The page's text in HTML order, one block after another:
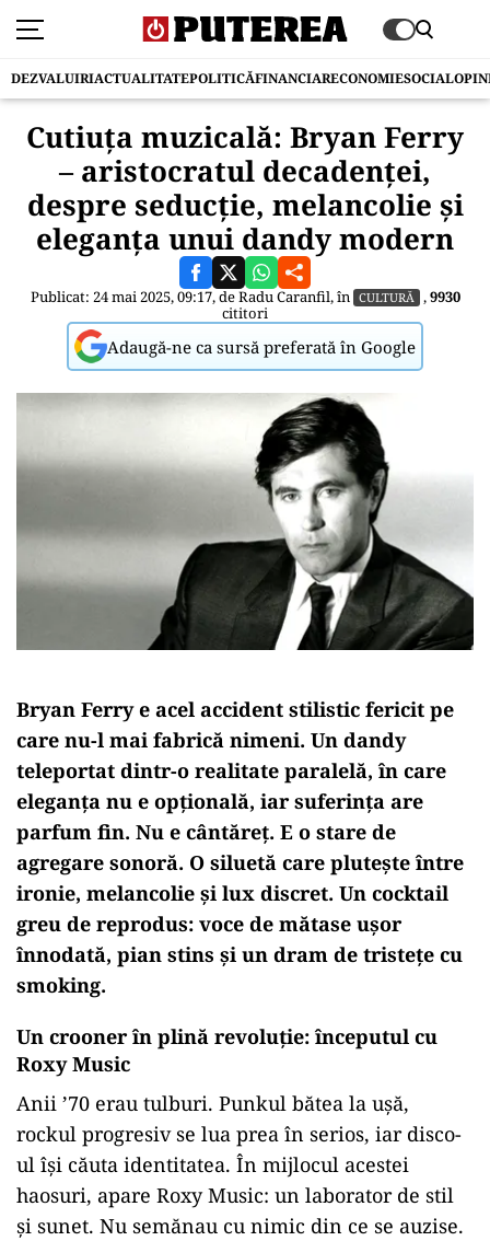
DEZVALUIRIACTUALITATEPOLITICĂFINANCIARECONOMIESOCIAL
Cutiuța muzicală: Bryan Ferry
– aristocratul decadenței,
despre seducție, melancolie și
eleganța unui dandy modern
Publicat: 24 mai 2025, 09:17, deRadu Caranfil, în CULTURĂ ,9930
cititori
Adaugă-ne ca sursă preferată în Google
Bryan Ferry e acel accident stilistic fericit pe
care nu-l mai fabrică nimeni. Un dandy
teleportat dintr-o realitate paralelă, în care
eleganța nu e opțională, iar suferința are
parfum fin. Nu e cântăreț. E o stare de
agregare sonoră. O siluetă care plutește între
ironie, melancolie și lux discret. Un cocktail
greu de reprodus: voce de mătase ușor
înnodată, pian stins și un dram de tristețe cu
smoking.
Un crooner în plină revoluție: începutul cu
Roxy Music
Anii ’70 erau tulburi. Punkul bătea la ușă,
rockul progresiv se lua prea în serios, iar disco-
ul își căuta identitatea. În mijlocul acestei
haosuri, apare Roxy Music: un laborator de stil
și sunet. Nu semănau cu nimic din ce se auzise.